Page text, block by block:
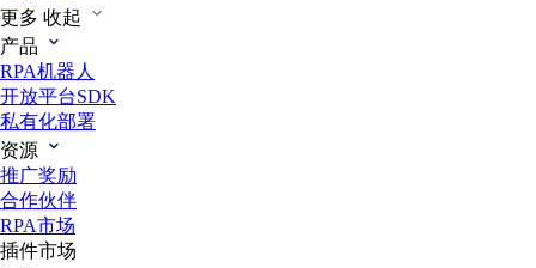
更多 收起
产品
RPA机器人
开放平台SDK
私有化部署
资源
推广奖励
合作伙伴
RPA市场
插件市场